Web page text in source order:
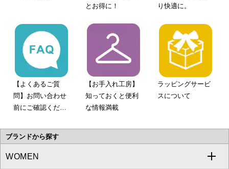
とお得に！
り快適に。
【よくあるご質
問】お問い合わせ
前にご確認くださ
【お手入れ工房】
知っておくと便利
な情報満載
ラッピングサービ
スについて
ブランドから探す
WOMEN